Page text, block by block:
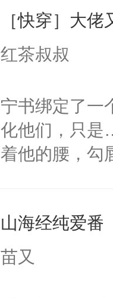
［快穿］大
红茶叔叔
宁书绑定了一
化他们，只是
着他的腰，勾
来，给老公亲
用力——为你
山海经纯爱番
苗又